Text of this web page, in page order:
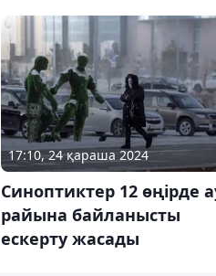
17:10, 24 қараша 2024
Cиноптиктер 12 өңірде
райына байланысты
ескерту жасады